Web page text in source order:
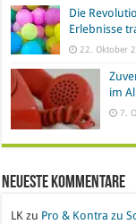
Die
Erlebnisse
22. Oktober
im
7.
Neueste Kommentare
LK zu Pro & Kontra zu